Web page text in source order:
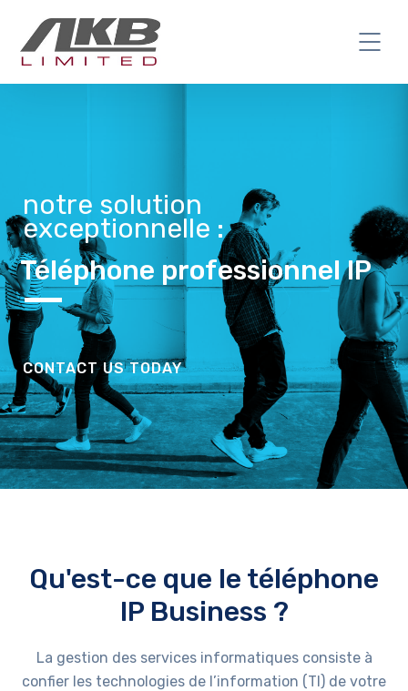
notre solution
exceptionnelle :
Téléphone professionnel IP
CONTACT US TODAY
Qu'est-ce que le téléphone
IP Business ?
La gestion des services informatiques consiste à
confier les technologies de l’information (TI) de votre